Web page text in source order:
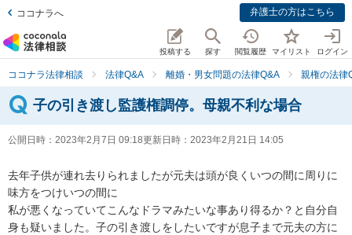
ココナラへ 弁護士の方はこちら
投稿する 探す 閲覧履歴 マイリスト ログイン
ココナラ法律相談 法律Q&A 離婚・男女問題の法律Q&A 親権の法律
子の引き渡し監護権調停。母親不利な場合
公開日時： 2023年2月7日 09:18更新日時： 2023年2月21日 14:05
去年子供が連れ去りられましたが元夫は頭が良くいつの間に周りに
味方をつけいつの間に
私が悪くなっていてこんなドラマみたいな事あり得るか？と自分自
身も疑いました。子の引き渡しをしたいですが息子まで元夫の方に